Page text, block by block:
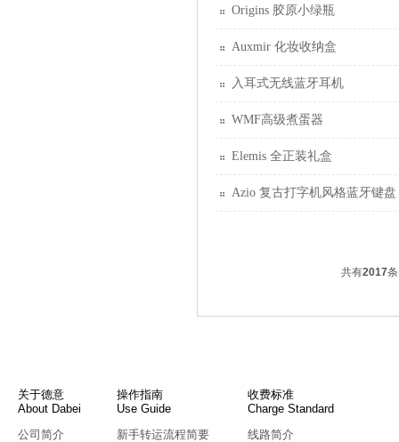
Origins 胶原小绿瓶
Auxmir 化妆收纳盒
入耳式无线蓝牙耳机
WMF高级煮蛋器
Elemis 全正装礼盒
Azio 复古打字机风格蓝牙键盘
共有2017
关于德意
About Dabei
公司简介
操作指南
Use Guide
新手转运流程简要
收费标准
Charge Standard
线路简介